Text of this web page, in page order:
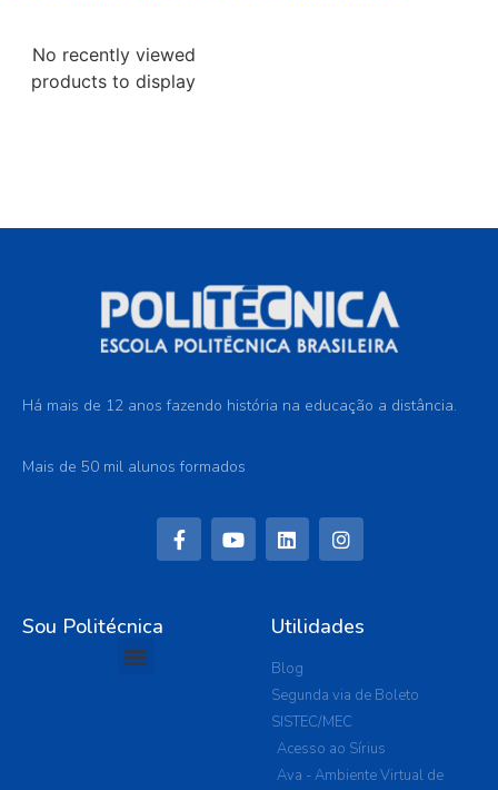
No recently viewed
products to display
Há mais de 12 anos fazendo história na educação a distância.
Mais de 50 mil alunos formados
Sou Politécnica Utilidades
Blog
Segunda via de Boleto
SISTEC/MEC
Acesso ao Sírius
Ava - Ambiente Virtual de